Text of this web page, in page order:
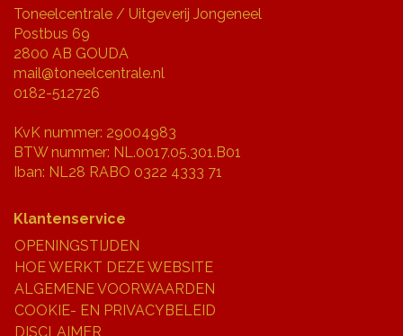
Toneelcentrale / Uitgeverij Jongeneel
Postbus 69
2800 AB GOUDA
mail@toneelcentrale.nl
0182-512726
KvK nummer: 29004983
BTW nummer: NL.0017.05.301.B01
Iban: NL28 RABO 0322 4333 71
Klantenservice
OPENINGSTIJDEN
HOE WERKT DEZE WEBSITE
ALGEMENE VOORWAARDEN
COOKIE- EN PRIVACYBELEID
DISCLAIMER